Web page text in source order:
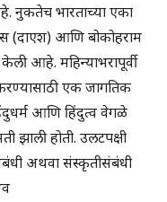
नुकतेच भारताच्या एका
(दाएश) आणि बोकोहराम
आहे. महिन्याभरापूर्वी
एक जागतिक
आणि हिंदुत्व वेगळे
झाली होती. उलटपक्षी
अथवा संस्कृतीसंबंधी